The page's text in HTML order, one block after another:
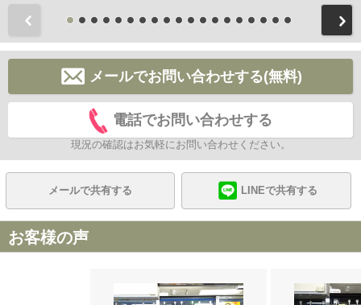
メールでお問い合わせする(無料)
電話でお問い合わせする
現況の確認はお気軽にお問い合わせください。
メールで共有する LINEで共有する
お客様の声